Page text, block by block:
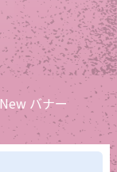
New バナー